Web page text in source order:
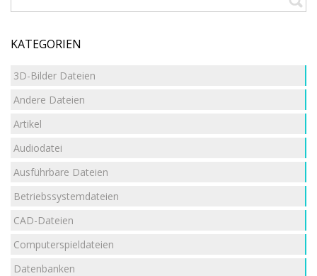
KATEGORIEN
3D-Bilder Dateien
Andere Dateien
Artikel
Audiodatei
Ausführbare Dateien
Betriebssystemdateien
CAD-Dateien
Computerspieldateien
Datenbanken